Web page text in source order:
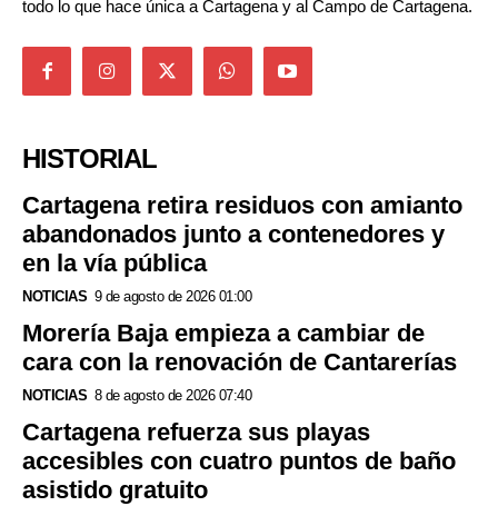
todo lo que hace única a Cartagena y al Campo de Cartagena.
HISTORIAL
Cartagena retira residuos con amianto
abandonados junto a contenedores y
en la vía pública
NOTICIAS 9 de agosto de 2026 01:00
Morería Baja empieza a cambiar de
cara con la renovación de Cantarerías
NOTICIAS 8 de agosto de 2026 07:40
Cartagena refuerza sus playas
accesibles con cuatro puntos de baño
asistido gratuito